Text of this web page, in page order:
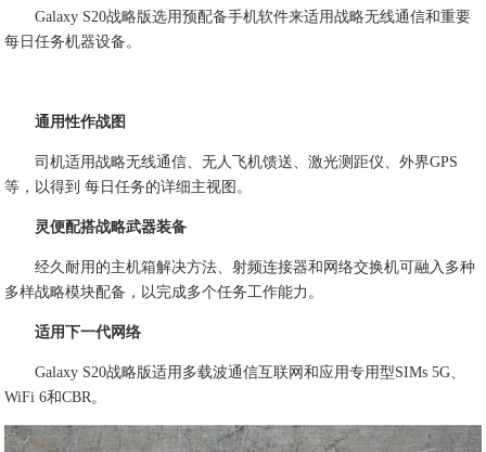
Galaxy S20战略版选用预配备手机软件来适用战略无线通信和重要
每日任务机器设备。
通用性作战图
司机适用战略无线通信、无人飞机馈送、激光测距仪、外界GPS
等，以得到 每日任务的详细主视图。
灵便配搭战略武器装备
经久耐用的主机箱解决方法、射频连接器和网络交换机可融入多种
多样战略模块配备，以完成多个任务工作能力。
适用下一代网络
Galaxy S20战略版适用多载波通信互联网和应用专用型SIMs 5G、
WiFi 6和CBR。